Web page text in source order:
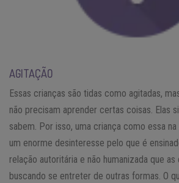
AGITAÇÃO
Essas crianças são tidas como agitadas,
não precisam aprender certas coisas. Elas
sabem. Por isso, uma criança como essa
um enorme desinteresse pelo que é
relação autoritária e não humanizada que
buscando se entreter de outras formas. O